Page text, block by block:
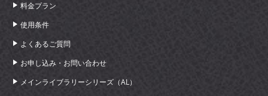
料金プラン
使用条件
よくあるご質問
お申し込み・お問い合わせ
メインライブラリーシリーズ（AL）